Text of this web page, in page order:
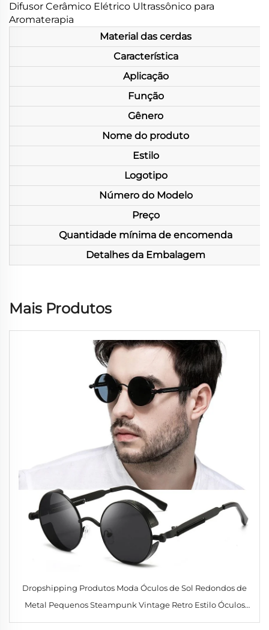
Difusor Cerâmico Elétrico Ultrassônico para
Aromaterapia
Material das cerdas
Característica
Aplicação
Função
Gênero
Nome do produto
Estilo
Logotipo
Número do Modelo
Preço
Quantidade mínima de encomenda
Detalhes da Embalagem
Mais Produtos
Dropshipping Produtos Moda Óculos de Sol Redondos de
Metal Pequenos Steampunk Vintage Retro Estilo Óculos
de Sol para Homem